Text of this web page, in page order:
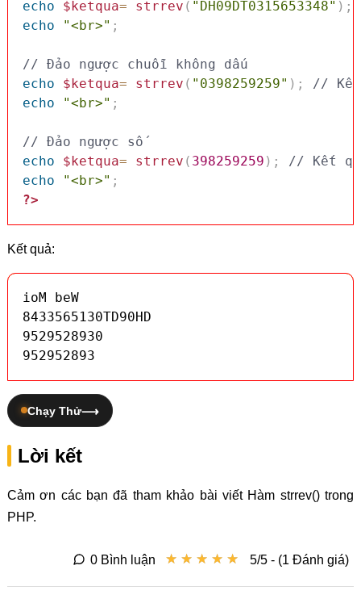
echo
$ketqua= strrev ( "DH09DT0315653348" ) ;
echo
"<br>" ;
// Đảo ngược chuỗi không dấu
echo
$ketqua= strrev ( "0398259259" ) ;
// Kết
echo
"<br>" ;
// Đảo ngược số
echo
$ketqua= strrev ( 398259259 ) ;
// Kết
echo
"<br>" ;
?>
Kết quả:
ioM beW
8433565130TD90HD
9529528930
952952893
Chạy Thử
Lời kết
Cảm ơn các bạn đã tham khảo bài viết Hàm strrev() trong
PHP.
★ ★ ★ ★ ★
★ ★ ★ ★ ★ 5/5 - (1 Đánh giá)
0 Bình luận